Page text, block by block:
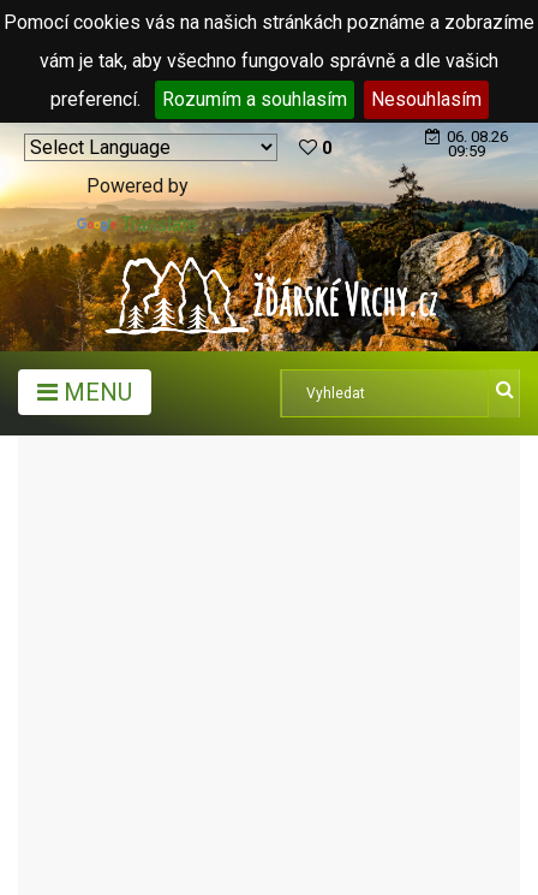
Pomocí cookies vás na našich stránkách poznáme a zobrazíme
vám je tak, aby všechno fungovalo správně a dle vašich
preferencí.
Rozumím a souhlasím Nesouhlasím
Powered by
Translate
0
06. 08.26
09:59
MENU